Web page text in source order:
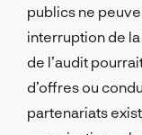
publics ne
interruption de
de l’audit
d’offres ou
partenariats